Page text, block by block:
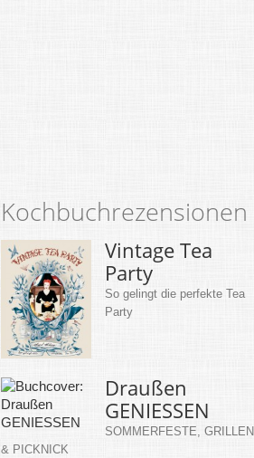
Kochbuchrezensionen
Vintage Tea
Party
So gelingt die perfekte Tea
Party
Draußen
GENIESSEN
SOMMERFESTE, GRILLEN
& PICKNICK